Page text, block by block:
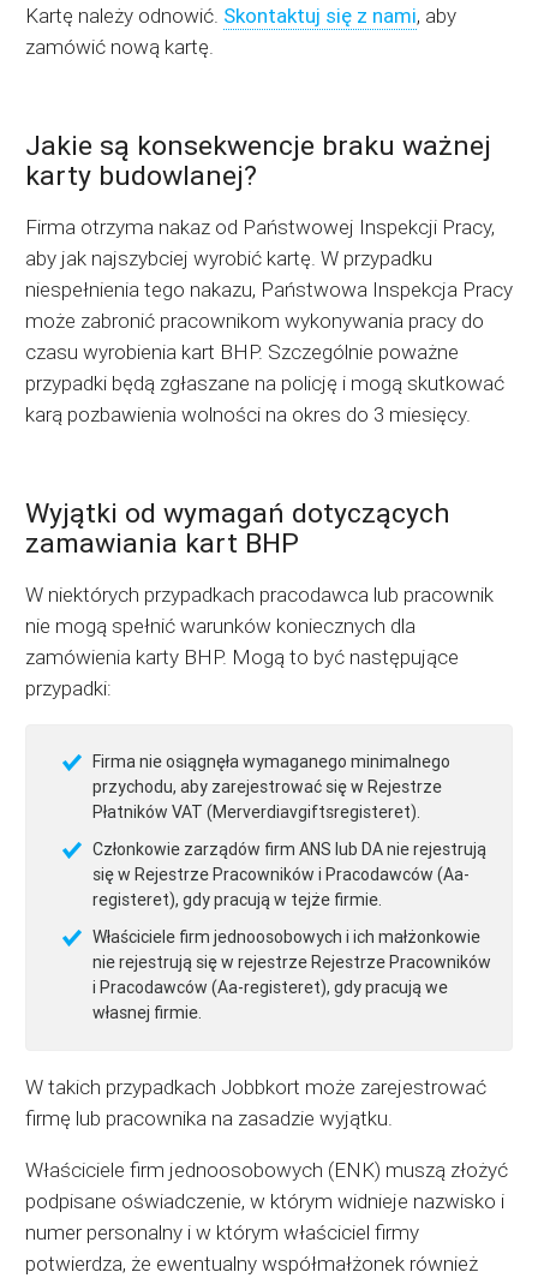
Kartę należy odnowić. Skontaktuj się z nami, aby
zamówić nową kartę.
Jakie są konsekwencje braku ważnej
karty budowlanej?
Firma otrzyma nakaz od Państwowej Inspekcji Pracy,
aby jak najszybciej wyrobić kartę. W przypadku
niespełnienia tego nakazu, Państwowa Inspekcja Pracy
może zabronić pracownikom wykonywania pracy do
czasu wyrobienia kart BHP. Szczególnie poważne
przypadki będą zgłaszane na policję i mogą skutkować
karą pozbawienia wolności na okres do 3 miesięcy.
Wyjątki od wymagań dotyczących
zamawiania kart BHP
W niektórych przypadkach pracodawca lub pracownik
nie mogą spełnić warunków koniecznych dla
zamówienia karty BHP. Mogą to być następujące
przypadki:
Firma nie osiągnęła wymaganego minimalnego
przychodu, aby zarejestrować się w Rejestrze
Płatników VAT (Merverdiavgiftsregisteret).
Członkowie zarządów firm ANS lub DA nie rejestrują
się w Rejestrze Pracowników i Pracodawców (Aa-
registeret), gdy pracują w tejże firmie.
Właściciele firm jednoosobowych i ich małżonkowie
nie rejestrują się w rejestrze Rejestrze Pracowników
i Pracodawców (Aa-registeret), gdy pracują we
własnej firmie.
W takich przypadkach Jobbkort może zarejestrować
firmę lub pracownika na zasadzie wyjątku.
Właściciele firm jednoosobowych (ENK) muszą złożyć
podpisane oświadczenie, w którym widnieje nazwisko i
numer personalny i w którym właściciel firmy
potwierdza, że ​​ewentualny współmałżonek również